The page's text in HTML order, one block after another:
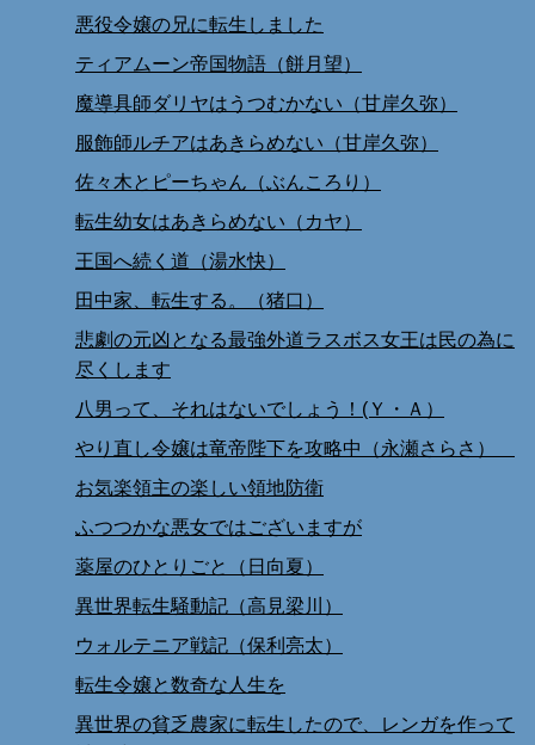
悪役令嬢の兄に転生しました
ティアムーン帝国物語（餅月望）
魔導具師ダリヤはうつむかない（甘岸久弥）
服飾師ルチアはあきらめない（甘岸久弥）
佐々木とピーちゃん（ぶんころり）
転生幼女はあきらめない（カヤ）
王国へ続く道（湯水快）
田中家、転生する。（猪口）
悲劇の元凶となる最強外道ラスボス女王は民の為に
尽くします
八男って、それはないでしょう！(Ｙ・Ａ）
やり直し令嬢は竜帝陛下を攻略中（永瀬さらさ）
お気楽領主の楽しい領地防衛
ふつつかな悪女ではございますが
薬屋のひとりごと（日向夏）
異世界転生騒動記（高見梁川）
ウォルテニア戦記（保利亮太）
転生令嬢と数奇な人生を
異世界の貧乏農家に転生したので、レンガを作って